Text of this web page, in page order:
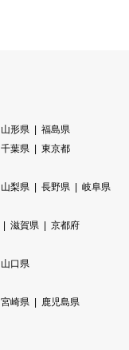
山形県
福島県
千葉県
東京都
山梨県 長野県
岐阜県
滋賀県
京都府
山口県
宮崎県
鹿児島県